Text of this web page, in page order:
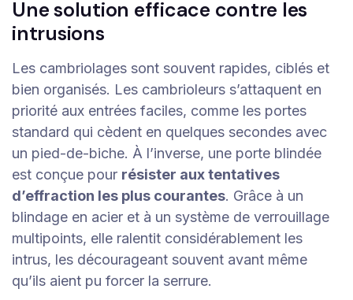
Une solution efficace contre les
intrusions
Les cambriolages sont souvent rapides, ciblés et
bien organisés. Les cambrioleurs s’attaquent en
priorité aux entrées faciles, comme les portes
standard qui cèdent en quelques secondes avec
un pied-de-biche. À l’inverse, une porte blindée
est conçue pour résister aux tentatives
d’effraction les plus courantes. Grâce à un
blindage en acier et à un système de verrouillage
multipoints, elle ralentit considérablement les
intrus, les décourageant souvent avant même
qu’ils aient pu forcer la serrure.